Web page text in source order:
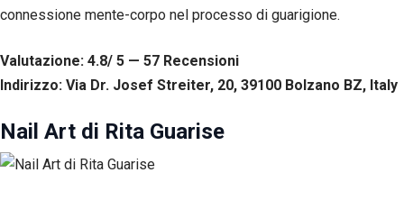
connessione mente-corpo nel processo di guarigione.
Valutazione: 4.8/ 5 — 57 Recensioni
Indirizzo: Via Dr. Josef Streiter, 20, 39100 Bolzano BZ, Italy
Nail Art di Rita Guarise